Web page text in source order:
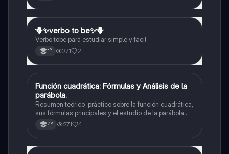
Inglés
🪻✨️verbo to be✨️🪻
Verbo tobe para estudiar simple y facil
1° 271 2
Matemáticas
Función cuadrática: Fórmulas y Análisis de la
parábola.
Resumen teórico-práctico sobre la función cuadrática,
sus fórmulas principales y el estudio de la parábola
como representación gráfica.Incluye desarrollo de la
forma general, cálculo de raíces, vértice y elementos
4° 271 4